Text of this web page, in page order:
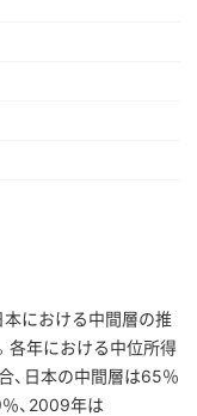
における中間層の推
各年における中位所得
、日本の中間層は65％
、2009年は